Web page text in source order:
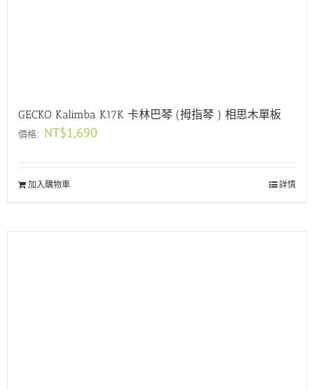
GECKO Kalimba K17K 卡林巴琴 (拇指琴 ) 相思木單板
價格: NT$1,690
加入購物車 詳情